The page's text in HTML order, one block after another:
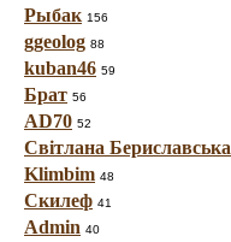
Рыбак 156
ggeolog 88
kuban46 59
Брат 56
AD70 52
Світлана Бериславська
Klimbim 48
Скилеф 41
Admin 40